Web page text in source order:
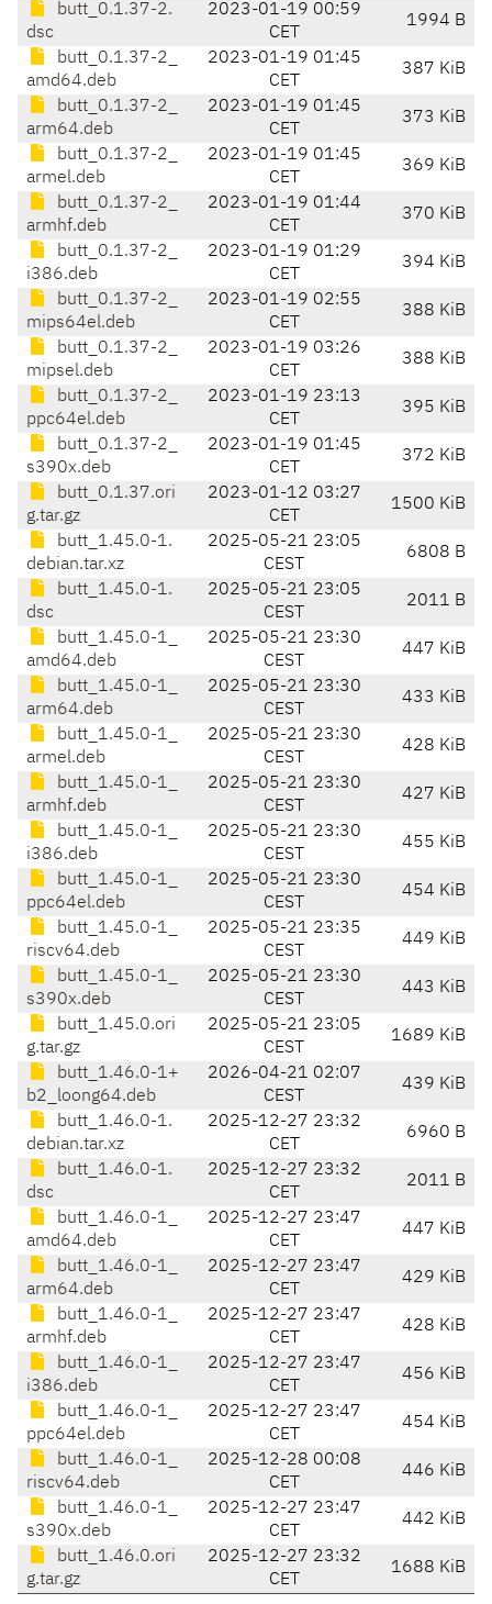
butt_0.1.37-2.
dsc
2023-01-19 00:59
CET
1994 B
butt_0.1.37-2_
amd64.deb
2023-01-19 01:45
CET
387 KiB
butt_0.1.37-2_
arm64.deb
2023-01-19 01:45
CET
373 KiB
butt_0.1.37-2_
armel.deb
2023-01-19 01:45
CET
369 KiB
butt_0.1.37-2_
armhf.deb
2023-01-19 01:44
CET
370 KiB
butt_0.1.37-2_
i386.deb
2023-01-19 01:29
CET
394 KiB
butt_0.1.37-2_
mips64el.deb
2023-01-19 02:55
CET
388 KiB
butt_0.1.37-2_
mipsel.deb
2023-01-19 03:26
CET
388 KiB
butt_0.1.37-2_
ppc64el.deb
2023-01-19 23:13
CET
395 KiB
butt_0.1.37-2_
s390x.deb
2023-01-19 01:45
CET
372 KiB
butt_0.1.37.ori
g.tar.gz
2023-01-12 03:27
CET
1500 KiB
butt_1.45.0-1.
debian.tar.xz
2025-05-21 23:05
CEST
6808 B
butt_1.45.0-1.
dsc
2025-05-21 23:05
CEST
2011 B
butt_1.45.0-1_
amd64.deb
2025-05-21 23:30
CEST
447 KiB
butt_1.45.0-1_
arm64.deb
2025-05-21 23:30
CEST
433 KiB
butt_1.45.0-1_
armel.deb
2025-05-21 23:30
CEST
428 KiB
butt_1.45.0-1_
armhf.deb
2025-05-21 23:30
CEST
427 KiB
butt_1.45.0-1_
i386.deb
2025-05-21 23:30
CEST
455 KiB
butt_1.45.0-1_
ppc64el.deb
2025-05-21 23:30
CEST
454 KiB
butt_1.45.0-1_
riscv64.deb
2025-05-21 23:35
CEST
449 KiB
butt_1.45.0-1_
s390x.deb
2025-05-21 23:30
CEST
443 KiB
butt_1.45.0.ori
g.tar.gz
2025-05-21 23:05
CEST
1689 KiB
butt_1.46.0-1+
b2_loong64.deb
2026-04-21 02:07
CEST
439 KiB
butt_1.46.0-1.
debian.tar.xz
2025-12-27 23:32
CET
6960 B
butt_1.46.0-1.
dsc
2025-12-27 23:32
CET
2011 B
butt_1.46.0-1_
amd64.deb
2025-12-27 23:47
CET
447 KiB
butt_1.46.0-1_
arm64.deb
2025-12-27 23:47
CET
429 KiB
butt_1.46.0-1_
armhf.deb
2025-12-27 23:47
CET
428 KiB
butt_1.46.0-1_
i386.deb
2025-12-27 23:47
CET
456 KiB
butt_1.46.0-1_
ppc64el.deb
2025-12-27 23:47
CET
454 KiB
butt_1.46.0-1_
riscv64.deb
2025-12-28 00:08
CET
446 KiB
butt_1.46.0-1_
s390x.deb
2025-12-27 23:47
CET
442 KiB
butt_1.46.0.ori
g.tar.gz
2025-12-27 23:32
CET
1688 KiB